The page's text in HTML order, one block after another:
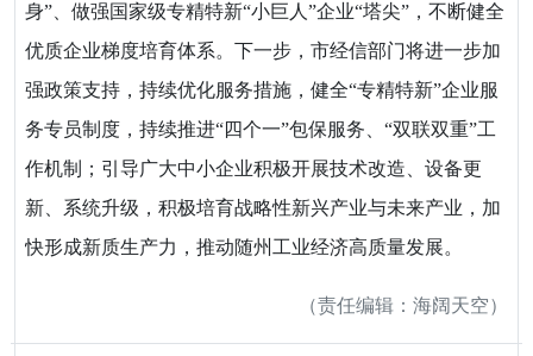
身”、做强国家级专精特新“小巨人”企业“塔尖”，不断健全
优质企业梯度培育体系。下一步，市经信部门将进一步加
强政策支持，持续优化服务措施，健全“专精特新”企业服
务专员制度，持续推进“四个一”包保服务、“双联双重”工
作机制；引导广大中小企业积极开展技术改造、设备更
新、系统升级，积极培育战略性新兴产业与未来产业，加
快形成新质生产力，推动随州工业经济高质量发展。
（责任编辑：海阔天空）